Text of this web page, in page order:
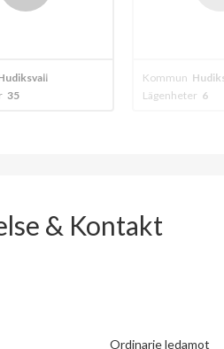
6
Kommun
Lägenheter 19
& Kontakt
Ordinarie ledamot